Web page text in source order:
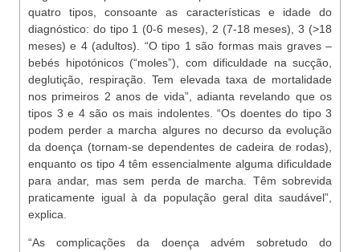
quatro tipos, consoante as características e idade do
diagnóstico: do tipo 1 (0-6 meses), 2 (7-18 meses), 3 (>18
meses) e 4 (adultos). “O tipo 1 são formas mais graves –
bebés hipotónicos (“moles”), com dificuldade na sucção,
deglutição, respiração. Tem elevada taxa de mortalidade
nos primeiros 2 anos de vida”, adianta revelando que os
tipos 3 e 4 são os mais indolentes. “Os doentes do tipo 3
podem perder a marcha algures no decurso da evolução
da doença (tornam-se dependentes de cadeira de rodas),
enquanto os tipo 4 têm essencialmente alguma dificuldade
para andar, mas sem perda de marcha. Têm sobrevida
praticamente igual à da população geral dita saudável”,
explica.
“As complicações da doença advém sobretudo do